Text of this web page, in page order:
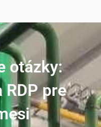
otázky:
RDP pre